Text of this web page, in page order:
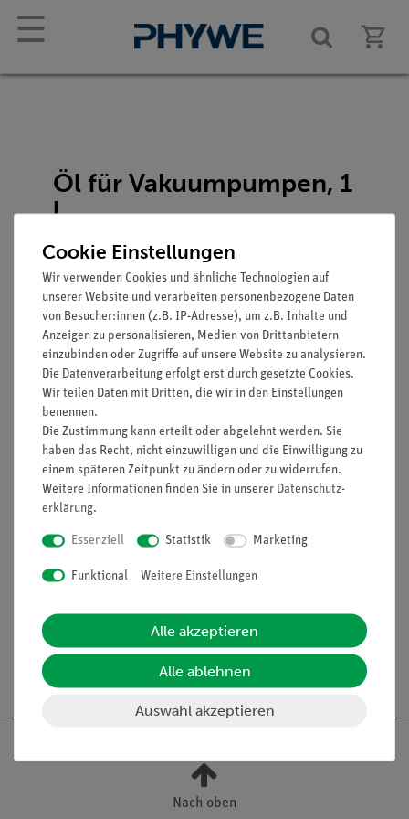
☰
Öl für Vakuumpumpen, 1
l
Artikel-Nr.: 02650-03
Funktion und Verwendung
Zum Nachfüllen oder Wechseln des Betriebsöles.
Ausstattung und technische
Daten
Nach oben
Cookie Einstellungen
Wir verwenden Cookies und ähnliche Technologien auf
unserer Website und verarbeiten personenbezogene Daten
von Besucher:innen (z.B. IP-Adresse), um z.B. Inhalte und
Anzeigen zu personalisieren, Medien von Drittanbietern
einzubinden oder Zugriffe auf unsere Website zu analysieren.
Die Datenverarbeitung erfolgt erst durch gesetzte Cookies.
Wir teilen Daten mit Dritten, die wir in den Einstellungen
benennen.
Die Zustimmung kann erteilt oder abgelehnt werden. Sie
haben das Recht, nicht einzuwilligen und die Einwilligung zu
einem späteren Zeitpunkt zu ändern oder zu widerrufen.
Weitere Informationen finden Sie in unserer Daten­schutz­
erklärung.
Essenziell Statistik Marketing
Funktional Weitere Einstellungen
Alle akzeptieren
Alle ablehnen
Auswahl akzeptieren